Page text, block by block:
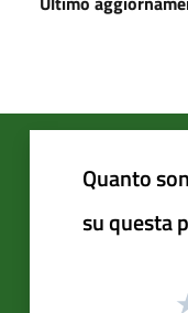
Quanto
su questa